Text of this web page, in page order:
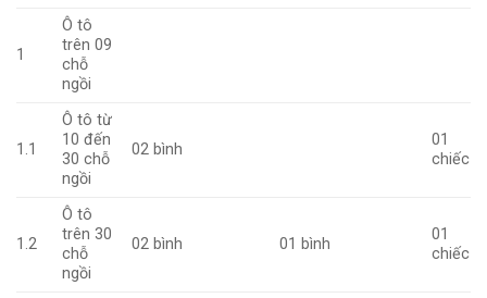
1
Ô tô
trên 09
chỗ
ngồi
1.1
Ô tô từ
10 đến
30 chỗ
ngồi
02 bình
01
chiếc
1.2
Ô tô
trên 30
chỗ
ngồi
02 bình 01 bình
01
chiếc